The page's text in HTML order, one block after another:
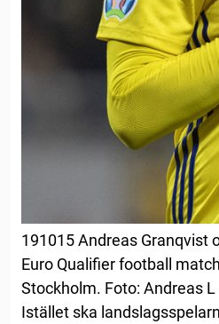
191015 Andreas Granqvist
Euro Qualifier football
Stockholm. Foto: Andreas
Istället ska